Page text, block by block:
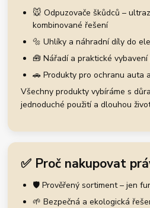
🐭 Odpuzovače škůdců –
kombinované řešení
🔩 Uhlíky a náhradní díly do
🧰 Nářadí a praktické
🚗 Produkty pro ochranu auta
Všechny produkty vybíráme s
jednoduché použití a dlouhou
✅ Proč nakupovat
🛡️ Prověřený sortiment – jen
🌱 Bezpečná a ekologická